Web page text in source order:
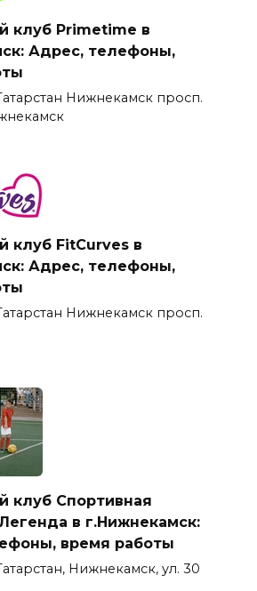
клуб Primetime в
Адрес, телефоны,
Нижнекамск просп.
клуб FitCurves в
Адрес, телефоны,
Нижнекамск просп.
клуб Спортивная
в г.Нижнекамск:
время работы
Нижнекамск, ул. 30